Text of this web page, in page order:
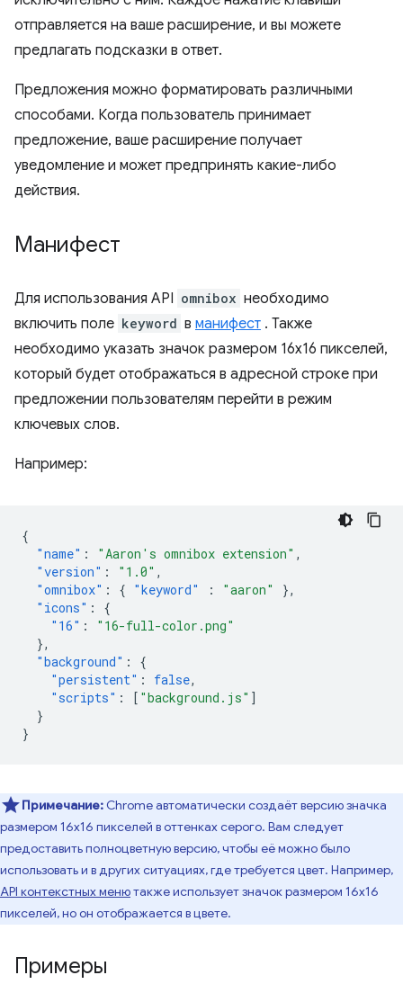
отправляется на ваше расширение, и вы можете
предлагать подсказки в ответ.
Предложения можно форматировать различными
способами. Когда пользователь принимает
предложение, ваше расширение получает
уведомление и может предпринять какие-либо
действия.
Манифест
Для использования API omnibox необходимо
включить поле keyword в манифест . Также
необходимо указать значок размером 16x16 пикселей,
который будет отображаться в адресной строке при
предложении пользователям перейти в режим
ключевых слов.
Например:
{
"name" : "Aaron's omnibox extension" ,
"version" : "1.0" ,
"omnibox" : { "keyword" : "aaron"
},
"icons" :
{
"16" :
"16-full-color.png"
},
"background" :
{
"persistent" : false,
"scripts" : [ "background.js" ]
}
}
Примечание: Chrome автоматически создаёт версию значка
размером 16x16 пикселей в оттенках серого. Вам следует
предоставить полноцветную версию, чтобы её можно было
использовать и в других ситуациях, где требуется цвет. Например,
API контекстных менютакже использует значок размером 16x16
пикселей, но он отображается в цвете.
Примеры